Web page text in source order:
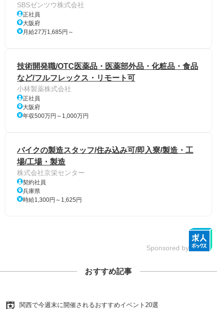
SBSゼンツウ株式会社
正社員
大阪府
月給27万1,685円～
技術開発職/OTC医薬品・医薬部外品・化粧品・食品
など/フルフレックス・リモート可
小林製薬株式会社
正社員
大阪府
年収500万円～1,000万円
バイクの製造スタッフ/住み込み可/即入寮/製造・工
場/工場・製造
株式会社京栄センター
契約社員
兵庫県
時給1,300円～1,625円
Sponsored by
おすすめ記事
関西で今週末に開催されるおすすめイベント20選